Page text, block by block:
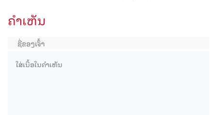
ຄໍາເຫັນ